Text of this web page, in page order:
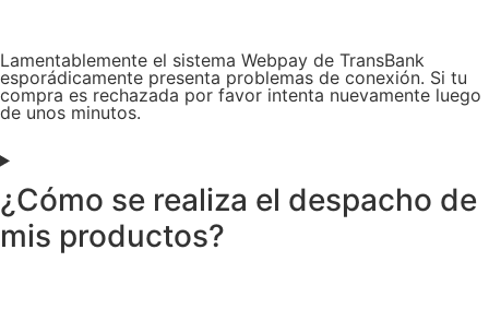
Lamentablemente el sistema Webpay de TransBank
esporádicamente presenta problemas de conexión. Si tu
compra es rechazada por favor intenta nuevamente luego
de unos minutos.
¿Cómo se realiza el despacho de
mis productos?